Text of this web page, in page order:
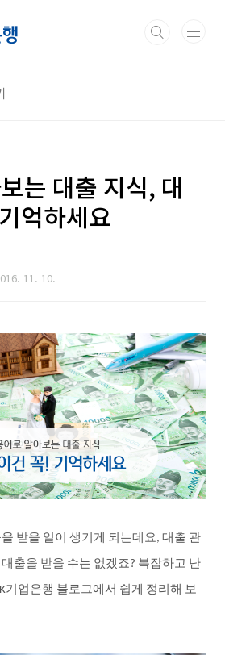
는 대출 지식, 대
억하세요
11. 10.
받을 일이 생기게 되는데요 , 대출 관
대출을 받을 수는 없겠죠? 복잡하고 난
기업은행 블로그에서 쉽게 정리해 보